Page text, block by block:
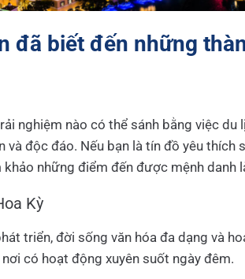
đã biết đến những
nghiệm nào có thể sánh bằng việc
và độc đáo. Nếu bạn là tín đồ yêu thích
khảo những điểm đến được mệnh danh
Kỳ
triển, đời sống văn hóa đa dạng và
có hoạt động xuyên suốt ngày đêm.